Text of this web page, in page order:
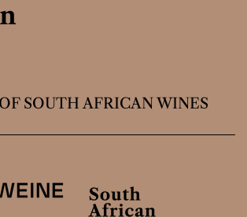
SOUTH AFRICAN WINES